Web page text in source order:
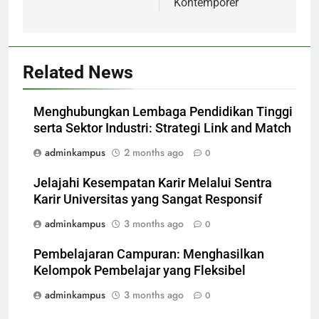
Related News
Menghubungkan Lembaga Pendidikan Tinggi
serta Sektor Industri: Strategi Link and Match
adminkampus
2 months ago 0
Jelajahi Kesempatan Karir Melalui Sentra
Karir Universitas yang Sangat Responsif
adminkampus
3 months ago 0
Pembelajaran Campuran: Menghasilkan
Kelompok Pembelajar yang Fleksibel
adminkampus
3 months ago 0